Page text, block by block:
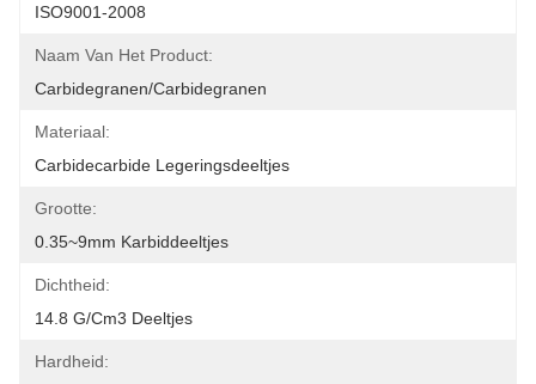
ISO9001-2008
Naam Van Het Product:
Carbidegranen/carbidegranen
Materiaal:
Carbidecarbide Legeringsdeeltjes
Grootte:
0.35~9mm Karbiddeeltjes
Dichtheid:
14.8 G/cm3 Deeltjes
Hardheid: